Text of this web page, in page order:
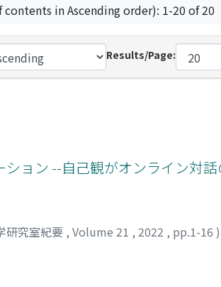
in Ascending order): 1-20 of 20
Results/Page:
ョン --自己観がオンライン対
研究室紀要 , Volume 21 , 2022 , pp.1-16 )